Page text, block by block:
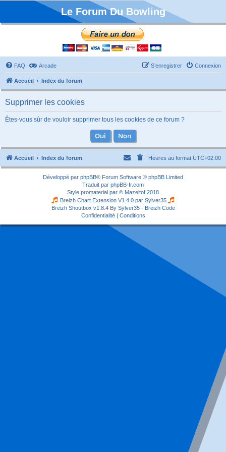
Le Forum Du Bowling
FAQ Arcade Connexion
S’enregistrer
Accueil Index du forum
Supprimer les cookies
Êtes-vous sûr de vouloir supprimer tous les cookies de ce forum ?
Accueil Index du forum Heures au format UTC+02:00
Développé par phpBB® Forum Software © phpBB Limited
Traduit par phpBB-fr.com
Style promaterial par © Mazeltof 2018
Breizh Chart Extension V1.4.0 par Sylver35
Breizh Shoutbox v1.8.4 By Sylver35 - Breizh Code
Confidentialité| Conditions